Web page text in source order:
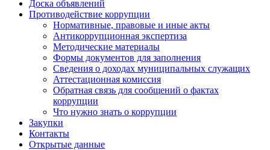
Доска объявлений
Противодействие коррупции
Нормативные, правовые и иные акты
Антикоррупционная экспертиза
Методические материалы
Формы документов для заполнения
Сведения о доходах муниципальных служащих
Аттестационная комиссия
Обратная связь для сообщений о фактах
коррупции
Что нужно знать о коррупции
Закупки
Контакты
Открытые данные